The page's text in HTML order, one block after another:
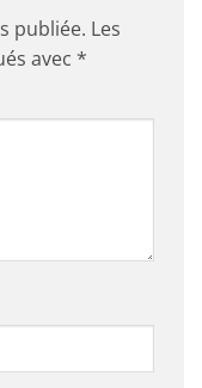
publiée. Les
avec *